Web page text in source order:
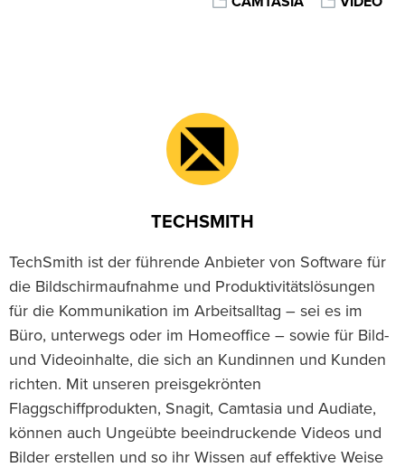
TECHSMITH
TechSmith ist der führende Anbieter von Software für
die Bildschirmaufnahme und Produktivitätslösungen
für die Kommunikation im Arbeitsalltag – sei es im
Büro, unterwegs oder im Homeoffice – sowie für Bild-
und Videoinhalte, die sich an Kundinnen und Kunden
richten. Mit unseren preisgekrönten
Flaggschiffprodukten, Snagit, Camtasia und Audiate,
können auch Ungeübte beeindruckende Videos und
Bilder erstellen und so ihr Wissen auf effektive Weise